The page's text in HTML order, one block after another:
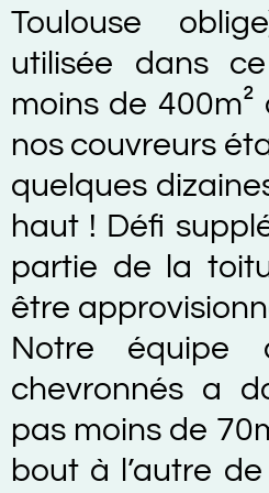
Toulouse
utilisée dans
moins de
nos couvreurs
quelques
haut ! Défi
partie de la
être
Notre équipe
chevronnés a
pas moins de
bout à l’autre